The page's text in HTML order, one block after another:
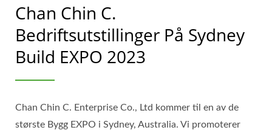
Chan Chin C.
Bedriftsutstillinger På Sydney
Build EXPO 2023
Chan Chin C. Enterprise Co., Ltd kommer til en av de
største Bygg EXPO i Sydney, Australia. Vi promoterer